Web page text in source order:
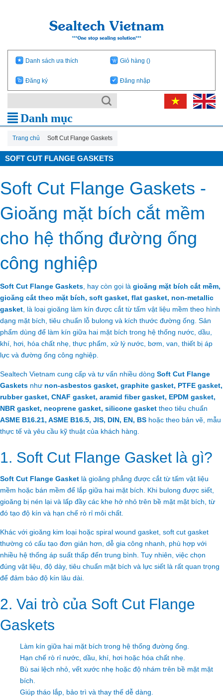
Danh sách ưa thích Giỏ hàng()
Đăng ký Đăng nhập
Danh mục
Trang chủ Soft Cut Flange Gaskets
SOFT CUT FLANGE GASKETS
Soft Cut Flange Gaskets -
Gioăng mặt bích cắt mềm
cho hệ thống đường ống
công nghiệp
Soft Cut Flange Gaskets , hay còn gọi là gioăng mặt bích cắt mềm,
gioăng cắt theo mặt bích, soft gasket, flat gasket, non-metallic
gasket , là loại gioăng làm kín được cắt từ tấm vật liệu mềm theo hình
dạng mặt bích, tiêu chuẩn lỗ bulong và kích thước đường ống. Sản
phẩm dùng để làm kín giữa hai mặt bích trong hệ thống nước, dầu,
khí, hơi, hóa chất nhẹ, thực phẩm, xử lý nước, bơm, van, thiết bị áp
lực và đường ống công nghiệp.
Sealtech Vietnam cung cấp và tư vấn nhiều dòng Soft Cut Flange
Gaskets như non-asbestos gasket, graphite gasket, PTFE gasket,
rubber gasket, CNAF gasket, aramid fiber gasket, EPDM gasket,
NBR gasket, neoprene gasket, silicone gasket theo tiêu chuẩn
ASME B16.21, ASME B16.5, JIS, DIN, EN, BS hoặc theo bản vẽ, mẫu
thực tế và yêu cầu kỹ thuật của khách hàng.
1. Soft Cut Flange Gasket là gì?
Soft Cut Flange Gasket là gioăng phẳng được cắt từ tấm vật liệu
mềm hoặc bán mềm để lắp giữa hai mặt bích. Khi bulong được siết,
gioăng bị nén lại và lấp đầy các khe hở nhỏ trên bề mặt mặt bích, từ
đó tạo độ kín và hạn chế rò rỉ môi chất.
Khác với gioăng kim loại hoặc spiral wound gasket, soft cut gasket
thường có cấu tạo đơn giản hơn, dễ gia công nhanh, phù hợp với
nhiều hệ thống áp suất thấp đến trung bình. Tuy nhiên, việc chọn
đúng vật liệu, độ dày, tiêu chuẩn mặt bích và lực siết là rất quan trọng
để đảm bảo độ kín lâu dài.
2. Vai trò của Soft Cut Flange
Gaskets
Làm kín giữa hai mặt bích trong hệ thống đường ống.
Hạn chế rò rỉ nước, dầu, khí, hơi hoặc hóa chất nhẹ.
Bù sai lệch nhỏ, vết xước nhẹ hoặc độ nhám trên bề mặt mặt
bích.
Giúp tháo lắp, bảo trì và thay thế dễ dàng.